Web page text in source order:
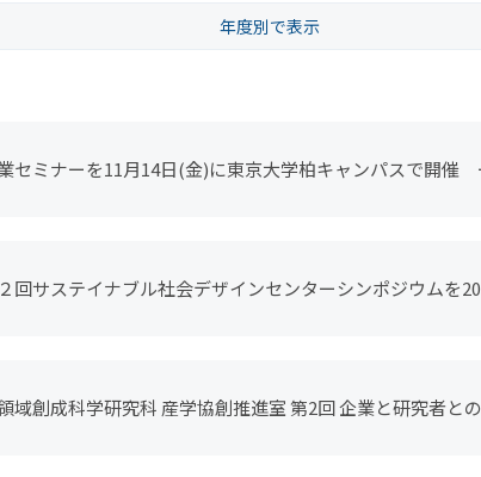
年度別で表示
セミナーを11月14日(金)に東京大学柏キャンパスで開催
回サステイナブル社会デザインセンターシンポジウムを
域創成科学研究科 産学協創推進室 第2回 企業と研究者と